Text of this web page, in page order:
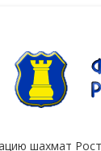
шахмат